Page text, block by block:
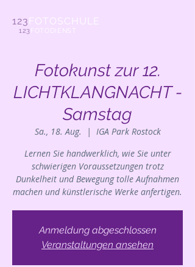
123 FOTOSCHULE
123FOTODIENST
Fotokunst zur 12.
LICHTKLANGNACHT -
Samstag
Sa., 18. Aug.
  |
IGA Park Rostock
Lernen Sie handwerklich, wie Sie unter
schwierigen Voraussetzungen trotz
Dunkelheit und Bewegung tolle Aufnahmen
machen und künstlerische Werke anfertigen.
Anmeldung abgeschlossen
Veranstaltungen ansehen